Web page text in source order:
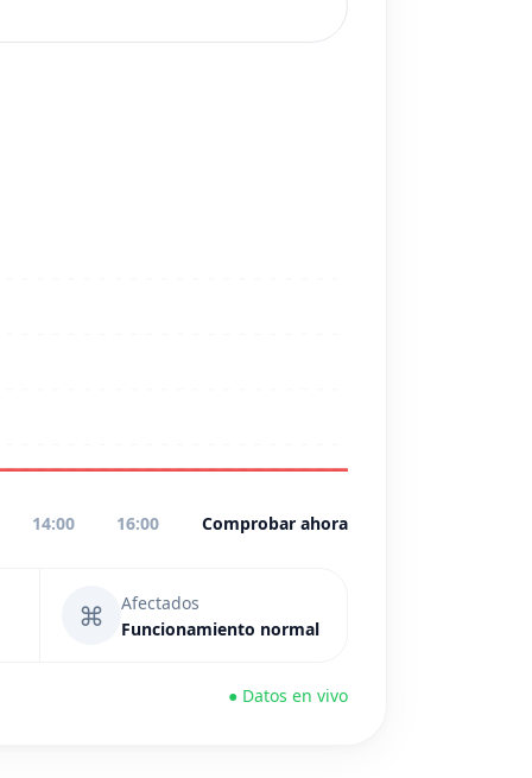
14:00 16:00 Comprobar ahora
⌘
Afectados
Funcionamiento normal
● Datos en vivo